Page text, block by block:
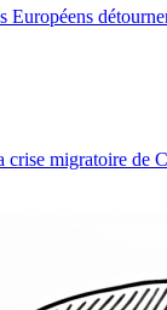
Européens
crise migratoire de